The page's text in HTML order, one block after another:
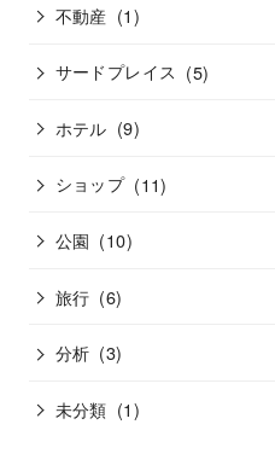
不動産 (1)
サードプレイス (5)
ホテル (9)
ショップ (11)
公園 (10)
旅行 (6)
分析 (3)
未分類 (1)